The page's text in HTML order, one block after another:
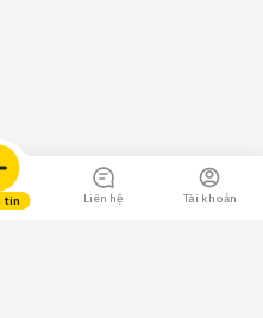
tin Liên hệ Tài khoản